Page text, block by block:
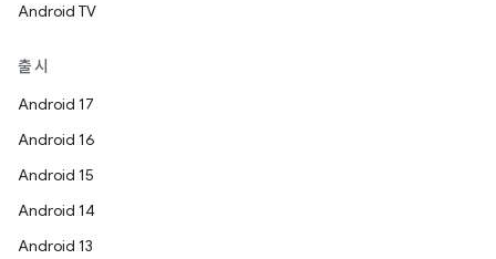
Android TV
출시
Android 17
Android 16
Android 15
Android 14
Android 13